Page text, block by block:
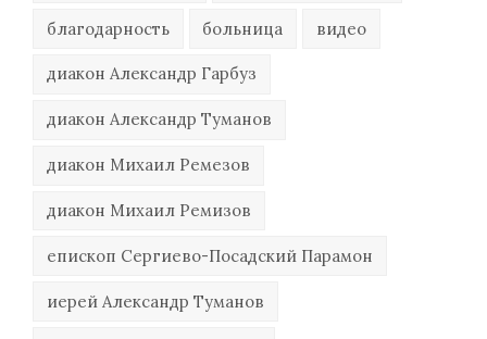
благодарность больница видео
диакон Александр Гарбуз
диакон Александр Туманов
диакон Михаил Ремезов
диакон Михаил Ремизов
епископ Сергиево-Посадский Парамон
иерей Александр Туманов